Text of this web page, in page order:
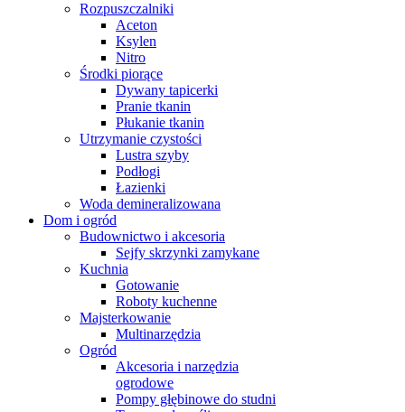
Rozpuszczalniki
Aceton
Ksylen
Nitro
Środki piorące
Dywany tapicerki
Pranie tkanin
Płukanie tkanin
Utrzymanie czystości
Lustra szyby
Podłogi
Łazienki
Woda demineralizowana
Dom i ogród
Budownictwo i akcesoria
Sejfy skrzynki zamykane
Kuchnia
Gotowanie
Roboty kuchenne
Majsterkowanie
Multinarzędzia
Ogród
Akcesoria i narzędzia
ogrodowe
Pompy głębinowe do studni